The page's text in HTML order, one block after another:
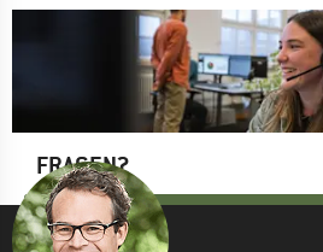
FRAGEN?